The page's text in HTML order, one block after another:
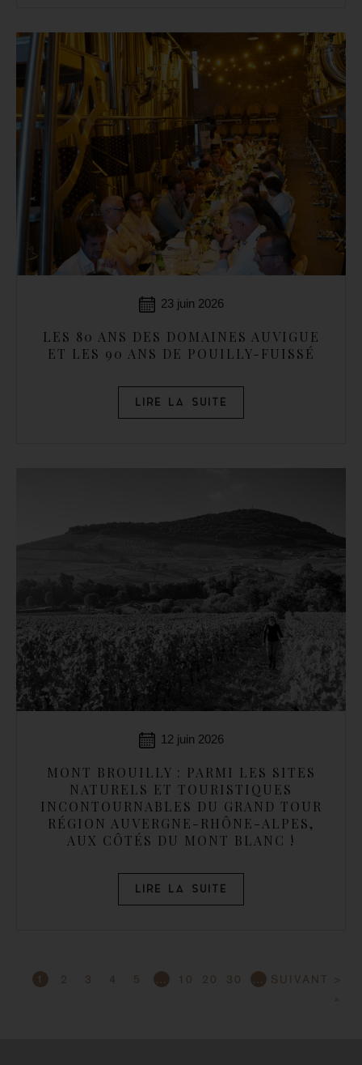
23 juin 2026
LES 80 ANS DES DOMAINES AUVIGUE
ET LES 90 ANS DE POUILLY-FUISSÉ
LIRE LA SUITE
12 juin 2026
MONT BROUILLY : PARMI LES SITES
NATURELS ET TOURISTIQUES
INCONTOURNABLES DU GRAND TOUR
RÉGION AUVERGNE-RHÔNE-ALPES,
AUX CÔTÉS DU MONT BLANC !
LIRE LA SUITE
1 2 3 4 5 … 10 20 30 …
SUIVANT >
»